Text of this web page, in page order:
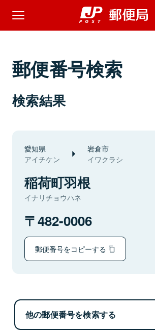
郵便番号検索
検索結果
愛知県
アイチケン
岩倉市
イワクラシ
稲荷町羽根
イナリチョウハネ
482-0006
郵便番号をコピーする
他の郵便番号を検索する